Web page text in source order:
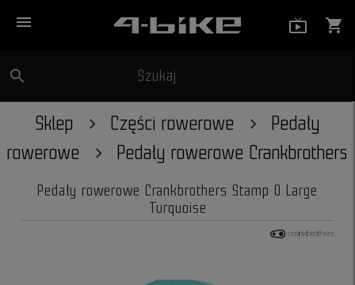
menu shopping_cart
search Szukaj
Sklep Części rowerowe
Pedały
rowerowe
Pedały rowerowe Crankbrothers
Pedały rowerowe Crankbrothers Stamp 0 Large
Turquoise